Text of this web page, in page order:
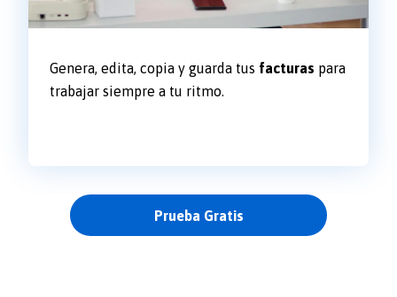
Genera, edita, copia y guarda tus facturas para
trabajar siempre a tu ritmo.
Prueba Gratis